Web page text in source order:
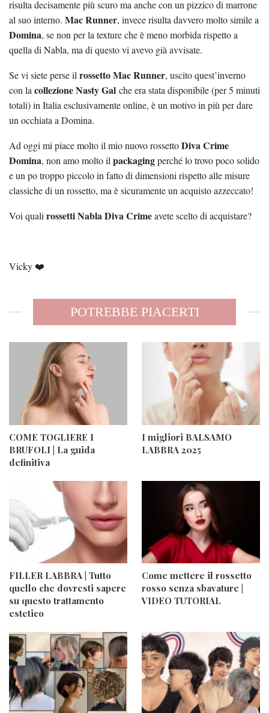
risulta decisamente più scuro ma anche con un pizzico di marrone
al suo interno. Mac Runner, invece risulta davvero molto simile a
Domina, se non per la texture che è meno morbida rispetto a
quella di Nabla, ma di questo vi avevo già avvisate.
Se vi siete perse il rossetto Mac Runner, uscito quest’inverno
con la collezione Nasty Gal che era stata disponibile (per 5 minuti
totali) in Italia esclusivamente online, è un motivo in più per dare
un occhiata a Domina.
Ad oggi mi piace molto il mio nuovo rossettoDiva Crime
Domina, non amo molto il packagingperché lo trovo poco solido
e un po troppo piccolo in fatto di dimensioni rispetto alle misure
classiche di un rossetto, ma è sicuramente un acquisto azzeccato!
Voi quali rossetti Nabla Diva Crimeavete scelto di acquistare?
Vicky ❤️
POTREBBE PIACERTI
COME TOGLIERE I
BRUFOLI | La guida
definitiva
I migliori BALSAMO
LABBRA 2025
FILLER LABBRA | Tutto
quello che dovresti sapere
su questo trattamento
estetico
Come mettere il rossetto
rosso senza sbavature |
VIDEO TUTORIAL